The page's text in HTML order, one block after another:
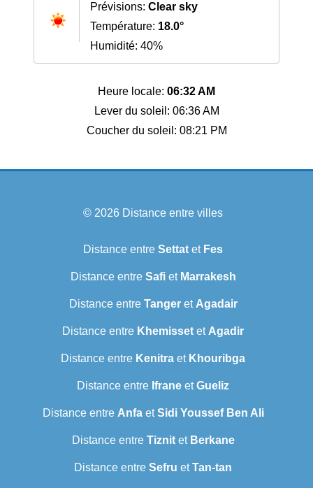
Prévisions: Clear sky
Température: 18.0°
Humidité: 40%
Heure locale: 06:32 AM
Lever du soleil: 06:36 AM
Coucher du soleil: 08:21 PM
© 2026 Distance entre villes
Distance entre Settat et Fes
Distance entre Safiet Marrakesh
Distance entre Tangeret Agadair
Distance entre Khemisset et Agadir
Distance entre Kenitra et Khouribga
Distance entre Ifrane etGueliz
Distance entre AnfaetSidi Youssef Ben Ali
Distance entre Tiznitet Berkane
Distance entre Sefru etTan-tan